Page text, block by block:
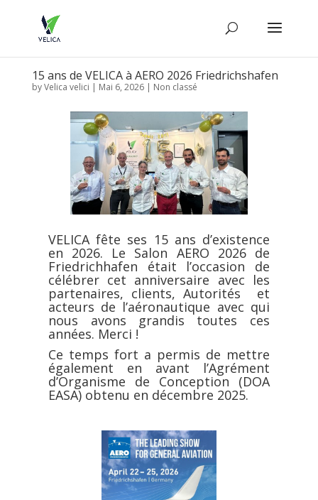
15 ans de VELICA à AERO 2026 Friedrichshafen
byVelica velici | Mai 6, 2026| Non classé
VELICA fête ses 15 ans d’existence
en 2026. Le Salon AERO 2026 de
Friedrichhafen était l’occasion de
célébrer cet anniversaire avec les
partenaires, clients, Autorités et
acteurs de l’aéronautique avec qui
nous avons grandis toutes ces
années. Merci !
Ce temps fort a permis de mettre
également en avant l’Agrément
d’Organisme de Conception (DOA
EASA) obtenu en décembre 2025.